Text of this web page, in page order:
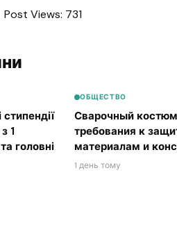
Post Views: 731
1
головні
ОБЩЕСТВО
Сварочный
требования к
материалам и
1 день тому